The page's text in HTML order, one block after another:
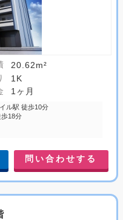
20.62m²
1K
1ヶ月
ル駅 徒歩10分
歩18分
問い合わせする